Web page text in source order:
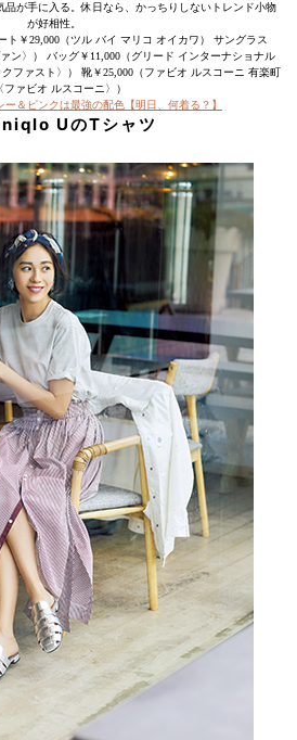
品が手に入る。休日なら、かっちりしないトレンド小物
が好相性。
ト￥29,000（ツル バイ マリコ オイカワ） サングラス
ン〉） バッグ￥11,000（グリード インターナショナル
ファスト〉） 靴￥25,000（ファビオ ルスコーニ 有楽町
ファビオ ルスコーニ〉）
＆ピンクは最強の配色【明日、何着る？】
UのTシャツ